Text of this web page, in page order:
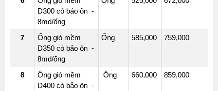
D300 có bảo ôn -
8md/ống
7
Ống gió mềm
D350 có bảo ôn -
8md/ống
Ống 585,000 759,000
8
Ống gió mềm
D400 có bảo ôn -
Ống 660,000 859,000